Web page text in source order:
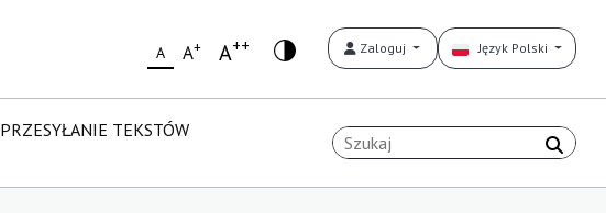
A A+ A++ Zaloguj Język Polski
PRZESYŁANIE TEKSTÓW